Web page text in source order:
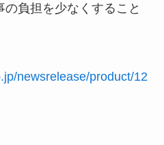
負担を少なくすること
newsrelease/product/12